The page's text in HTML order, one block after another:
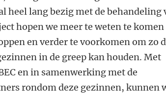
heel lang bezig met de behandeling
hopen we meer te weten te komen
en verder te voorkomen om zo
in de greep kan houden. Met
en in samenwerking met de
rondom deze gezinnen, kunnen